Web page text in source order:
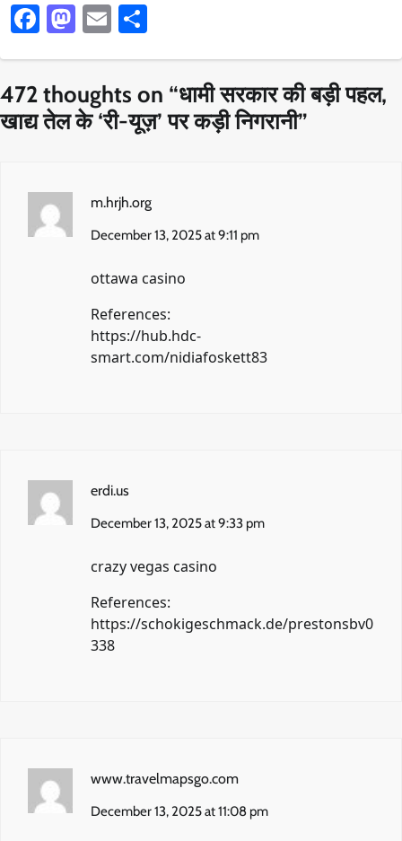
Facebook
Mastodon
Email
472 thoughts on “धामी सरकार की बड़ी पहल,
खाद्य तेल के ‘री-यूज़’ पर कड़ी निगरानी”
m.hrjh.org
December 13, 2025 at 9:11 pm
ottawa casino
References:
https://hub.hdc-
smart.com/nidiafoskett83
erdi.us
December 13, 2025 at 9:33 pm
crazy vegas casino
References:
https://schokigeschmack.de/prestonsbv0
338
www.travelmapsgo.com
December 13, 2025 at 11:08 pm